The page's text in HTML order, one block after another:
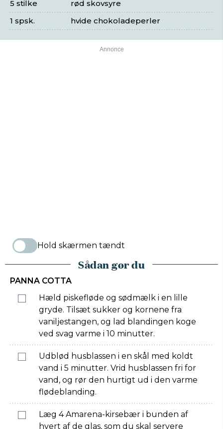
rød skovsyre
5 stilke
hvide chokoladeperler
1 spsk.
Hold skærmen tændt
Sådan gør du
PANNA COTTA
Hæld piskefløde og sødmælk i en lille
gryde. Tilsæt sukker og kornene fra
vaniljestangen, og lad blandingen koge
ved svag varme i 10 minutter.
Udblød husblassen i en skål med koldt
vand i 5 minutter. Vrid husblassen fri for
vand, og rør den hurtigt ud i den varme
flødeblanding.
Læg 4 Amarena-kirsebær i bunden af
hvert af de glas, som du skal servere